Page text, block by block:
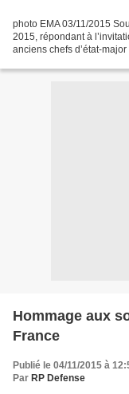
photo EMA 03/11/2015
2015, répondant à
anciens chefs d’état-
Hommage aux
France
Publié le 04/11/2015 à
Par RP Defense